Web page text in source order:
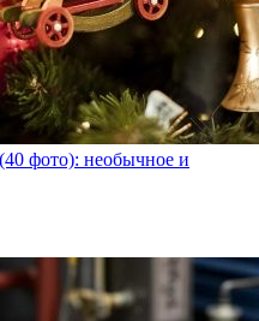
фото): необычное и